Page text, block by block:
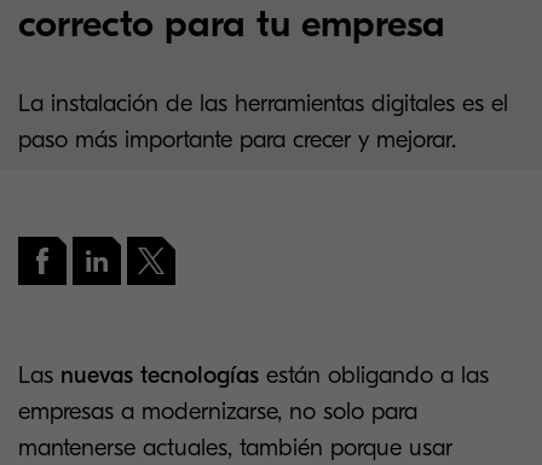
correcto para tu empresa
La instalación de las herramientas digitales es el
paso más importante para crecer y mejorar.
Las nuevas tecnologías están obligando a las
empresas a modernizarse, no solo para
mantenerse actuales, también porque usar